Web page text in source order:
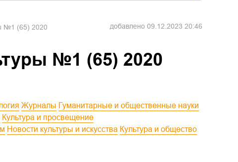
№1 (65) 2020 добавлено 09.12.2023 20:46
№1 (65) 2020
Журналы
Гуманитарные и общественные науки
Культура и просвещение
Новости культуры и искусства
Культура и общество